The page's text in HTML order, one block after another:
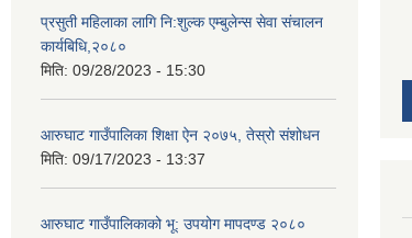
प्रसुती महिलाका लागि नि:शुल्क एम्बुलेन्स सेवा संचालन
कार्यबिधि,२०८०
मिति: 09/28/2023 - 15:30
आरुघाट गाउँपालिका शिक्षा ऐन २०७५, तेस्रो संशोधन
मिति: 09/17/2023 - 13:37
आरुघाट गाउँपालिकाको भू: उपयोग मापदण्ड २०८०